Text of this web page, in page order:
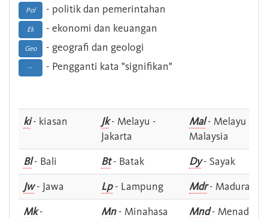
Pol - politik dan pemerintahan
Ek - ekonomi dan keuangan
Geo - geografi dan geologi
-- - Pengganti kata "signifikan"
ki- kiasan Jk- Melayu -
Jakarta
Mal- Melayu -
Malaysia
Bl- Bali Bt- Batak Dy- Sayak
Jw- Jawa Lp- Lampung Mdr- Madura
Mk-
Mn- Minahasa Mnd- Menado